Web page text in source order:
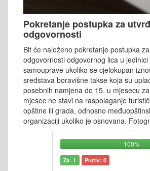
Pokretanje postupka za
odgovornosti
Bit će naloženo pokretanje postupka
odgovornosti odgovornog lica u
samouprave ukoliko se cjelokupan
sredstava boravišne takse koja su
posebnih namjena do 15. u mjesecu
mjesec ne stavi na raspolaganje
opštine ili grada, odnosno
organizaciji ukoliko je osnovana.
100%
Za: 1 Protiv: 0